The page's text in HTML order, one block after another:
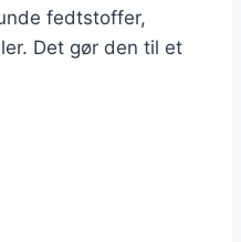
fedtstoffer,
Det gør den til et